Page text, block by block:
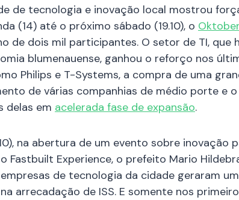
de tecnologia e inovação local mostrou
(14) até o próximo sábado (19.10), o
de dois mil participantes. O setor de TI, que
blumenauense, ganhou o reforço nos
Philips e T-Systems, a compra de uma
de várias companhias de médio porte e
delas em acelerada fase de expansão.
na abertura de um evento sobre inovação
Fastbuilt Experience, o prefeito Mario
empresas de tecnologia da cidade geraram
arrecadação de ISS. E somente nos